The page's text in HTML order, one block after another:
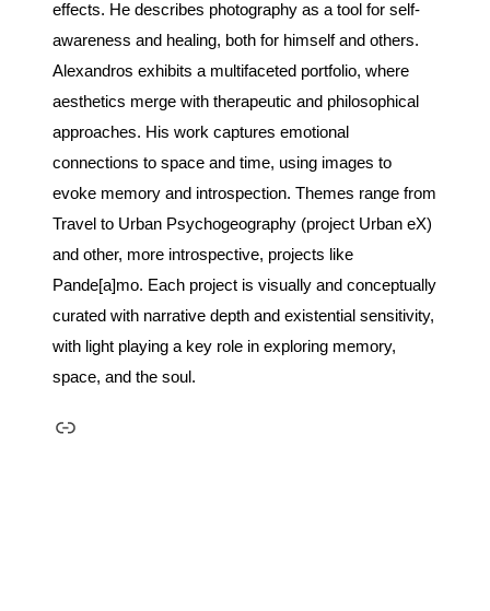
effects. He describes photography as a tool for self-
awareness and healing, both for himself and others.
Alexandros exhibits a multifaceted portfolio, where
aesthetics merge with therapeutic and philosophical
approaches. His work captures emotional
connections to space and time, using images to
evoke memory and introspection. Themes range from
Travel to Urban Psychogeography (project Urban eX)
and other, more introspective, projects like
Pande[a]mo. Each project is visually and conceptually
curated with narrative depth and existential sensitivity,
with light playing a key role in exploring memory,
space, and the soul.
Link